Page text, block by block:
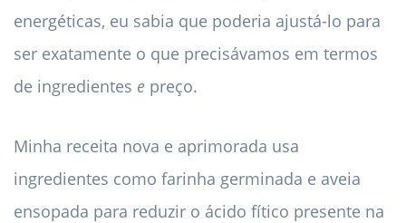
energéticas, eu sabia que poderia ajustá-lo para
ser exatamente o que precisávamos em termos
de ingredientes e preço.
Minha receita nova e aprimorada usa
ingredientes como farinha germinada e aveia
ensopada para reduzir o ácido fítico presente na